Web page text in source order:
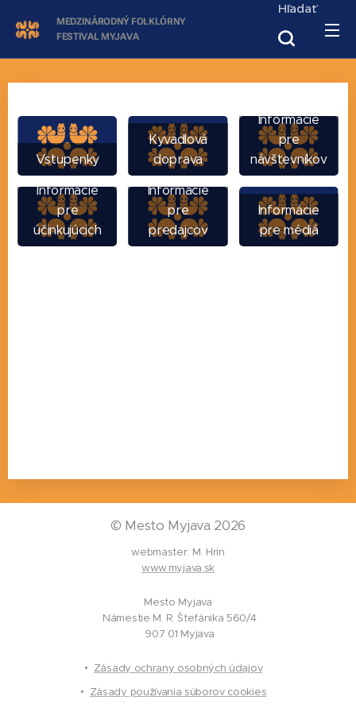
MEDZINÁRODNÝ FOLKLÓRNY
FESTIVAL MYJAVA
Hľadať
Vstupenky
Kyvadlová
doprava
Informácie
pre
návštevníkov
Informácie
pre
účinkujúcich
Informácie
pre
predajcov
Informácie
pre médiá
© Mesto Myjava 2026
webmaster: M. Hrin
www.myjava.sk
Mesto Myjava
Námestie M. R. Štefánika 560/4
907 01 Myjava
Zásady ochrany osobných údajov
Zásady používania súborov cookies